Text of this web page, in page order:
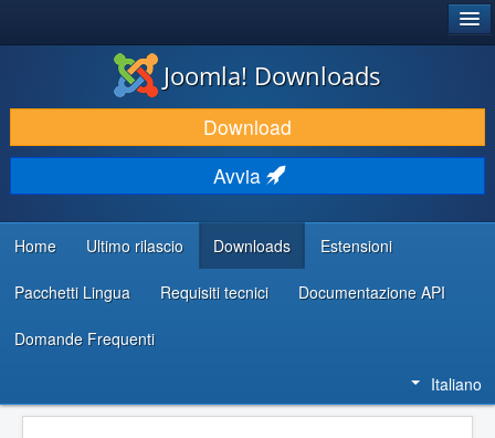
SCARICA & ESTENDI
SCOPRI & IMPARA
COMUNITÀ & SUPPORTO
RISORSE PER SVILUPPATORI
Joomla! Downloads
Download
Avvia
Home Ultimo rilascio Downloads Estensioni
Pacchetti Lingua Requisiti tecnici Documentazione API
Domande Frequenti
Italiano